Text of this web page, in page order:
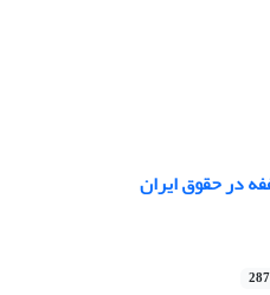
در حقوق ایران